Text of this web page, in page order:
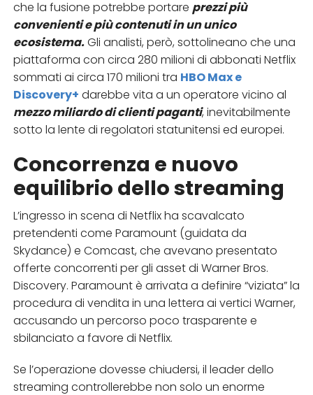
che la fusione potrebbe portare prezzi più
convenienti e più contenuti in un unico
ecosistema.Gli analisti, però, sottolineano che una
piattaforma con circa 280 milioni di abbonati Netflix
sommati ai circa 170 milioni tra HBO Max e
Discovery+ darebbe vita a un operatore vicino al
mezzo miliardo di clienti paganti, inevitabilmente
sotto la lente di regolatori statunitensi ed europei.​
Concorrenza e nuovo
equilibrio dello streaming
L’ingresso in scena di Netflix ha scavalcato
pretendenti come Paramount (guidata da
Skydance) e Comcast, che avevano presentato
offerte concorrenti per gli asset di Warner Bros.
Discovery. Paramount è arrivata a definire “viziata” la
procedura di vendita in una lettera ai vertici Warner,
accusando un percorso poco trasparente e
sbilanciato a favore di Netflix.​
Se l’operazione dovesse chiudersi, il leader dello
streaming controllerebbe non solo un enorme